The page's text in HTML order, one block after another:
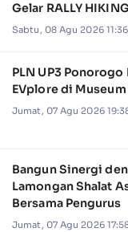
Gelar RALLY
Camat Jabon
Sabtu, 08 Agu 2026
PLN UP3
EVplore di
Jumat, 07 Agu 2026
Bangun Sinergi
Lamongan Shalat
Bersama Pengurus
Jumat, 07 Agu 2026